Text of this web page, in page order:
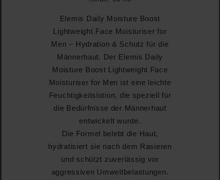
Elemis Daily Moisture Boost
Lightweight Face Moisturiser for
Men – Hydration & Schutz für die
Männerhaut. Der Elemis Daily
Moisture Boost Lightweight Face
Moisturiser for Men ist eine leichte
Feuchtigkeitslotion, die speziell für
die Bedürfnisse der Männerhaut
entwickelt wurde.
Die Formel belebt die Haut,
hydratisiert sie nach dem Rasieren
und schützt zuverlässig vor
aggressiven Umweltbelastungen.